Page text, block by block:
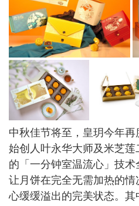
中秋佳节将至，皇玥今年
始创人叶永华大师及米芝
的「一分钟室温流心」技
让月饼在完全无需加热的
心缓缓溢出的完美状态。其